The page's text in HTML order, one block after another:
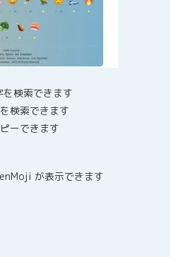
検索できます
検索できます
ーできます
が表示できます